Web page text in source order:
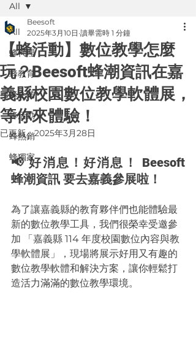
All
蜂代理
蜂教育
蜂企業
蜂活動
蜂熱銷
蜂獨家
All
【蜂活動】數位教學怎麼
玩？Beesoft蜂潮資訊在嘉
義縣校園數位教學軟體展，
等你來體驗！
Beesoft
2025年3月10日 讀畢需時 1 分鐘
已更新：2025年3月28日
📢 好消息！好消息！ Beesoft
蜂潮資訊 要去嘉義參展啦！
為了讓嘉義縣的教育夥伴們也能體驗最
新的數位教學工具，我們很榮幸受邀參
加 「嘉義縣 114 年度校園數位內容與教
學軟體展」，現場將展示好用又有趣的
數位教學軟體和解決方案，讓你輕鬆打
造活力滿滿的數位教學環境。